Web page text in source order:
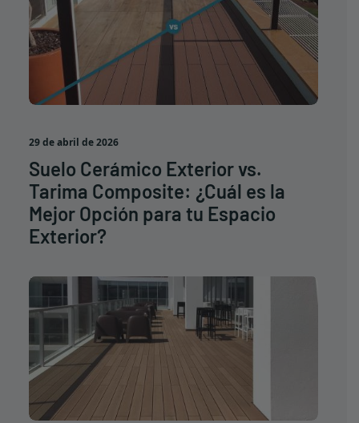
29 de abril de 2026
Suelo Cerámico Exterior vs.
Tarima Composite: ¿Cuál es la
Mejor Opción para tu Espacio
Exterior?